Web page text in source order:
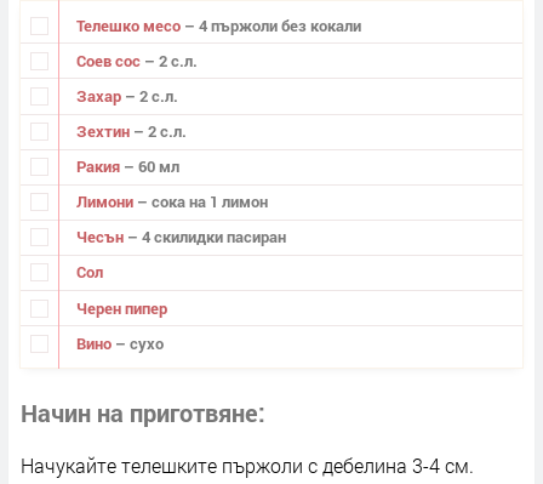
Телешко месо – 4 пържоли без кокали
Соев сос – 2 с.л.
Захар – 2 с.л.
Зехтин – 2 с.л.
Ракия – 60 мл
Лимони – сока на 1 лимон
Чесън – 4 скилидки пасиран
Сол
Черен пипер
Вино – сухо
Начин на приготвяне
Начукайте телешките пържоли с дебелина 3-4 см.